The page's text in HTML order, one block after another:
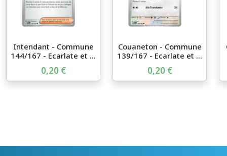
Intendant - Commune
144/167 - Ecarlate et ...
0,20 €
Couaneton - Commune
139/167 - Ecarlate et ...
0,20 €